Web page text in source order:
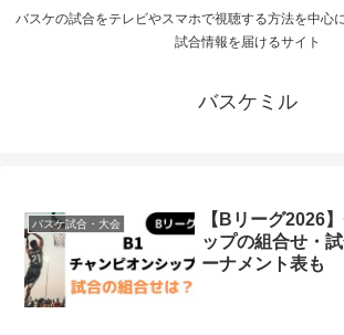
バスケの試合をテレビやスマホで視聴する方法を中心
試合情報を届けるサイト
バスケミル
バスケ試合・大会
【Bリーグ2026
ップの組合せ・
ーナメント表も